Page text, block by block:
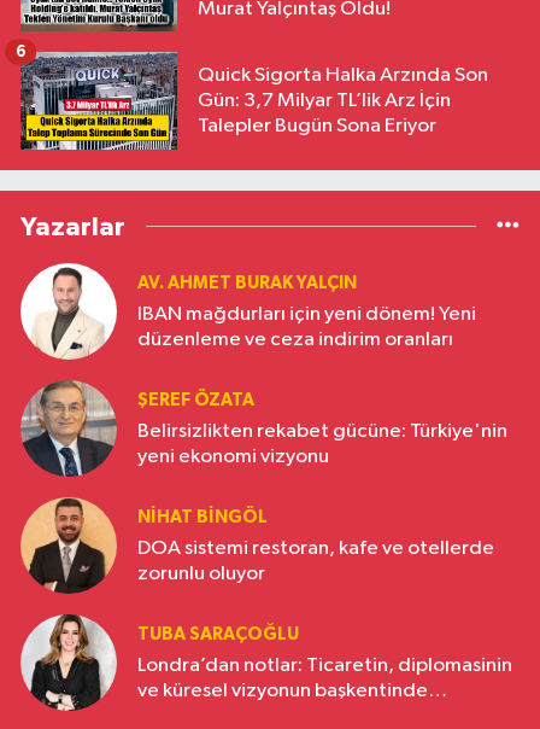
Murat Yalçıntaş Oldu!
Quick Sigorta Halka Arzında Son
Gün: 3,7 Milyar TL’lik Arz İçin
Talepler Bugün Sona Eriyor
6
Yazarlar
AV. AHMET BURAK YALÇIN
IBAN mağdurları için yeni dönem! Yeni
düzenleme ve ceza indirim oranları
ŞEREF ÖZATA
Belirsizlikten rekabet gücüne: Türkiye'nin
yeni ekonomi vizyonu
NIHAT BINGÖL
DOA sistemi restoran, kafe ve otellerde
zorunlu oluyor
TUBA SARAÇOĞLU
Londra’dan notlar: Ticaretin, diplomasinin
ve küresel vizyonun başkentinde